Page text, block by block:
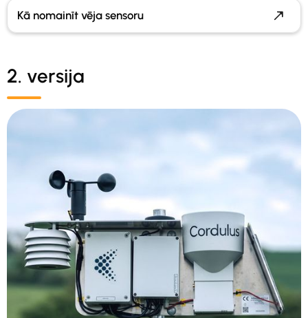
Kā nomainīt vēja sensoru
2. versija